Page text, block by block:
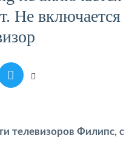
Не включается
телевизоров Филипс, с